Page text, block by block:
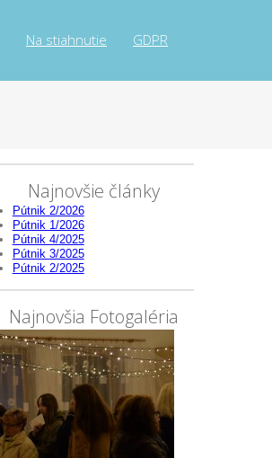
Na stiahnutie GDPR
Najnovšie články
Pútnik 2/2026
Pútnik 1/2026
Pútnik 4/2025
Pútnik 3/2025
Pútnik 2/2025
Najnovšia Fotogaléria